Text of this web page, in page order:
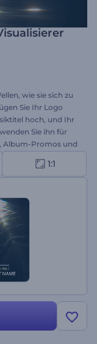
wie sie sich zu
Sie Ihr Logo
hoch, und Ihr
Sie ihn für
Album-Promos und
heute zu eigen!
1:1